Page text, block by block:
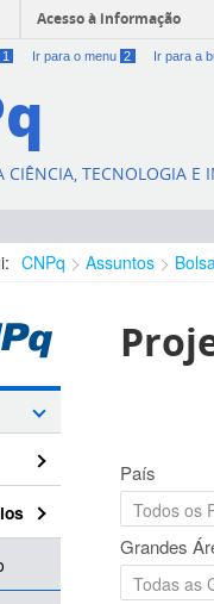
Acesso à informação
1 Ir para o menu 2 Ir para a
CIÊNCIA, TECNOLOGIA E
CNPq Assuntos
País
Grandes